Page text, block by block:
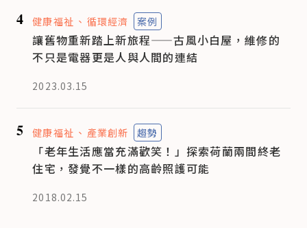
4 健康福祉 循環經濟 案例
讓舊物重新踏上新旅程——古風小白屋，維修的
不只是電器更是人與人間的連結
2023.03.15
5 健康福祉 產業創新 趨勢
「老年生活應當充滿歡笑！」探索荷蘭兩間終老
住宅，發覺不一樣的高齡照護可能
2018.02.15